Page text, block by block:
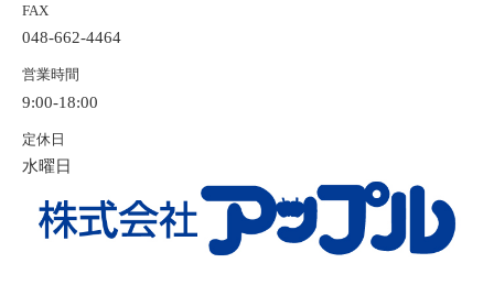
FAX
048-662-4464
営業時間
9:00-18:00
定休日
水曜日